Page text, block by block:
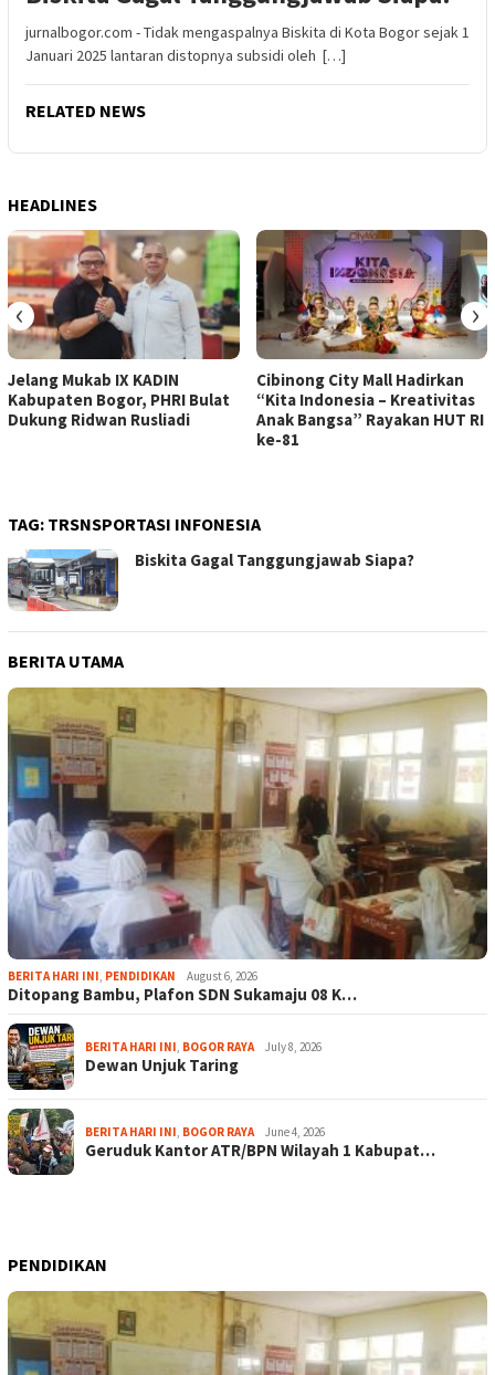
jurnalbogor.com - Tidak mengaspalnya Biskita di Kota Bogor sejak 1
Januari 2025 lantaran distopnya subsidi oleh […]
RELATED NEWS
HEADLINES
Jelang Mukab IX KADIN
Kabupaten Bogor, PHRI Bulat
Dukung Ridwan Rusliadi
Cibinong City Mall Hadirkan
“Kita Indonesia – Kreativitas
Anak Bangsa” Rayakan HUT RI
ke-81
‹ ›
TAG: TRSNSPORTASI INFONESIA
Biskita Gagal Tanggungjawab Siapa?
BERITA UTAMA
BERITA HARI INI, PENDIDIKAN August 6, 2026
Ditopang Bambu, Plafon SDN Sukamaju 08 K…
BERITA HARI INI, BOGOR RAYA July 8, 2026
Dewan Unjuk Taring
BERITA HARI INI, BOGOR RAYA June 4, 2026
Geruduk Kantor ATR/BPN Wilayah 1 Kabupat…
PENDIDIKAN